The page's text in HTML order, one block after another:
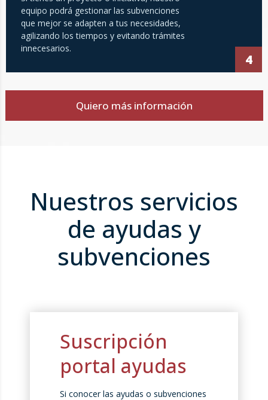
equipo podrá gestionar las subvenciones
que mejor se adapten a tus necesidades,
agilizando los tiempos y evitando trámites
innecesarios.
4
Quiero más información
Nuestros servicios
de ayudas y
subvenciones
Suscripción
portal ayudas
Si conocer las ayudas o subvenciones